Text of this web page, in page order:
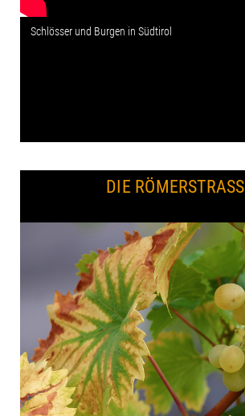
Schlösser und Burgen in Südtirol
DIE RÖMERSTRASSE